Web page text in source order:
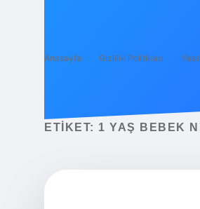
Anasayfa Gizlilik Politikası
ETIKET: 1 YAŞ BEBEK